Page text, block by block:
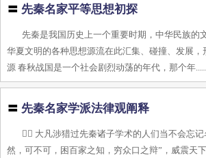
〓 先秦名家平等思想初探
先秦是我国历史上一个重要时期，中华民族的
华夏文明的各种思想源流在此汇集、碰撞、发展
源 春秋战国是一个社会剧烈动荡的年代，那个年
〓 先秦名家学派法律观阐释
 大凡涉猎过先秦诸子学术的人们当不会忘
然，可不可，困百家之知，穷众口之辩”，威震天